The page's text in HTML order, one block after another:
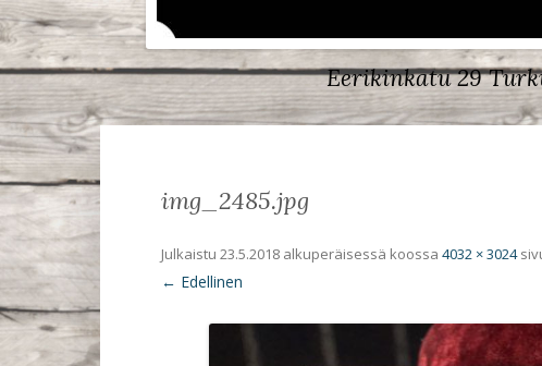
Eerikinkatu 29
img_2485.jpg
Julkaistu 23.5.2018 alkuperäisessä koossa 4032 × 3024
← Edellinen